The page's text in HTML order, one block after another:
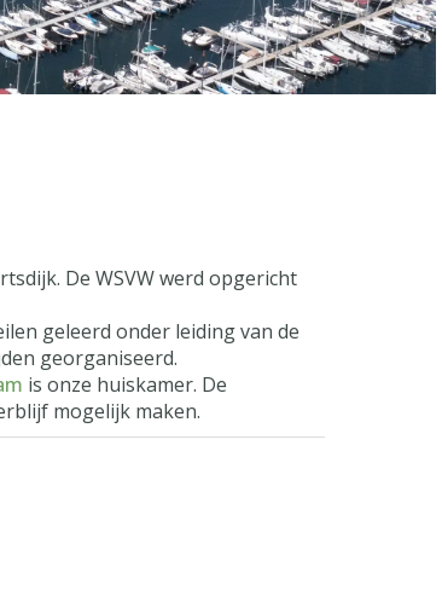
De WSVW werd opgericht
geleerd onder leiding van de
georganiseerd.
is onze huiskamer. De
mogelijk maken.